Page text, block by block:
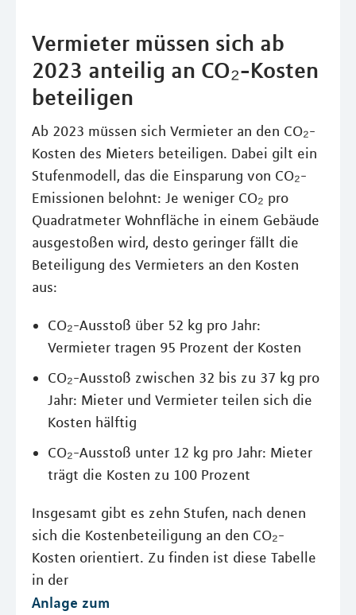
Vermieter müssen sich ab
2023 anteilig an CO₂-Kosten
beteiligen
Ab 2023 müssen sich Vermieter an den CO₂-
Kosten des Mieters beteiligen. Dabei gilt ein
Stufenmodell, das die Einsparung von CO₂-
Emissionen belohnt: Je weniger CO₂ pro
Quadratmeter Wohnfläche in einem Gebäude
ausgestoßen wird, desto geringer fällt die
Beteiligung des Vermieters an den Kosten
aus:
CO₂-Ausstoß über 52 kg pro Jahr:
Vermieter tragen 95 Prozent der Kosten
CO₂-Ausstoß zwischen 32 bis zu 37 kg pro
Jahr: Mieter und Vermieter teilen sich die
Kosten hälftig
CO₂-Ausstoß unter 12 kg pro Jahr: Mieter
trägt die Kosten zu 100 Prozent
Insgesamt gibt es zehn Stufen, nach denen
sich die Kostenbeteiligung an den CO₂-
Kosten orientiert. Zu finden ist diese Tabelle
in der
Anlage zum